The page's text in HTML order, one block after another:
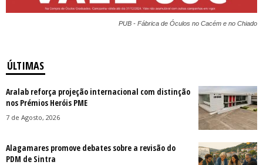
PUB - Fábrica de Óculos no Cacém e no Chiado
ÚLTIMAS
Aralab reforça projeção internacional com distinção
nos Prémios Heróis PME
7 de Agosto, 2026
Alagamares promove debates sobre a revisão do
PDM de Sintra